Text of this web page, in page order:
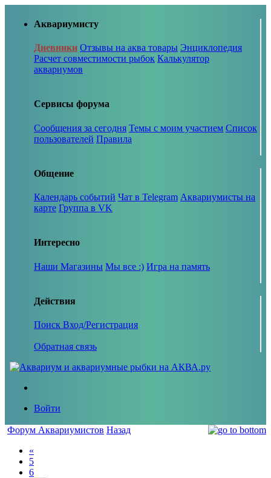
Аквариумисту
Дневники Отзывы на аква товары Энциклопедия
Расчет совместимости рыбок Калькулятор
аквариумов
Сервисы форума
Сообщения за сегодня Темы с моим участием Список
пользователей Правила
Общение
Календарь событий Чат в Telegram Аквариумисты на
карте Группа в VK
Интересно
Наши Магазины Мы все :) Игра на память
Действия
Поиск Вход/Регистрация
Обратная связь
Войти
Форум Аквариумистов Назад
«
5
6